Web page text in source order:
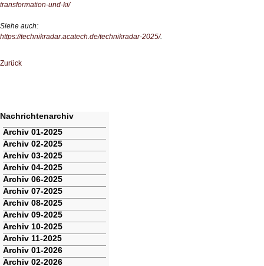
transformation-und-ki/
Siehe auch:
https://technikradar.acatech.de/technikradar-2025/.
Zurück
Nachrichtenarchiv
Navigation
überspringen
Archiv 01-2025
Archiv 02-2025
Archiv 03-2025
Archiv 04-2025
Archiv 06-2025
Archiv 07-2025
Archiv 08-2025
Archiv 09-2025
Archiv 10-2025
Archiv 11-2025
Archiv 01-2026
Archiv 02-2026